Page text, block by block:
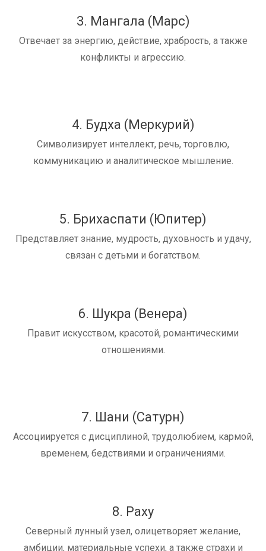
3. Мангала (Марс)
Отвечает за энергию, действие, храбрость, а также
конфликты и агрессию.
4. Будха (Меркурий)
Символизирует интеллект, речь, торговлю,
коммуникацию и аналитическое мышление.
5. Брихаспати (Юпитер)
Представляет знание, мудрость, духовность и удачу,
связан с детьми и богатством.
6. Шукра (Венера)
Правит искусством, красотой, романтическими
отношениями.
7. Шани (Сатурн)
Ассоциируется с дисциплиной, трудолюбием, кармой,
временем, бедствиями и ограничениями.
8. Раху
Северный лунный узел, олицетворяет желание,
амбиции, материальные успехи, а также страхи и